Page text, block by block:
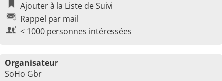
Ajouter à la Liste de Suivi
Rappel par mail
< 1000 personnes intéressées
Organisateur
SoHo Gbr